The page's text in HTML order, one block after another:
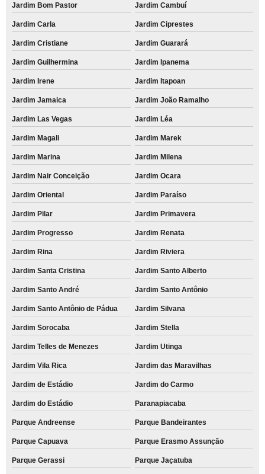
Jardim Bom Pastor Jardim Cambuí
Jardim Carla Jardim Ciprestes
Jardim Cristiane Jardim Guarará
Jardim Guilhermina Jardim Ipanema
Jardim Irene Jardim Itapoan
Jardim Jamaica Jardim João Ramalho
Jardim Las Vegas Jardim Léa
Jardim Magali Jardim Marek
Jardim Marina Jardim Milena
Jardim Nair Conceição Jardim Ocara
Jardim Oriental Jardim Paraíso
Jardim Pilar Jardim Primavera
Jardim Progresso Jardim Renata
Jardim Rina Jardim Riviera
Jardim Santa Cristina Jardim Santo Alberto
Jardim Santo André Jardim Santo Antônio
Jardim Santo Antônio de Pádua Jardim Silvana
Jardim Sorocaba Jardim Stella
Jardim Telles de Menezes Jardim Utinga
Jardim Vila Rica Jardim das Maravilhas
Jardim de Estádio Jardim do Carmo
Jardim do Estádio Paranapiacaba
Parque Andreense Parque Bandeirantes
Parque Capuava Parque Erasmo Assunção
Parque Gerassi Parque Jaçatuba